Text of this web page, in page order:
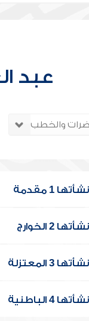
عبد
1 مقدمة
2 الخوارج
المعتزلة
الباطنية